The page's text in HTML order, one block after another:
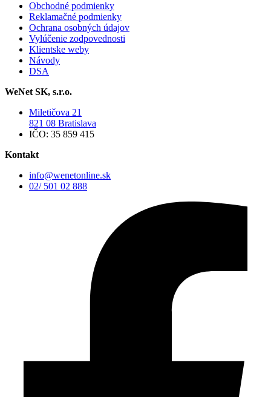
Obchodné podmienky
Reklamačné podmienky
Ochrana osobných údajov
Vylúčenie zodpovednosti
Klientske weby
Návody
DSA
WeNet SK, s.r.o.
Miletičova 21
821 08 Bratislava
IČO: 35 859 415
Kontakt
info@wenetonline.sk
02/ 501 02 888